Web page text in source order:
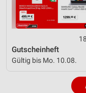
Gutscheinheft
Gültig bis Mo. 10.08.